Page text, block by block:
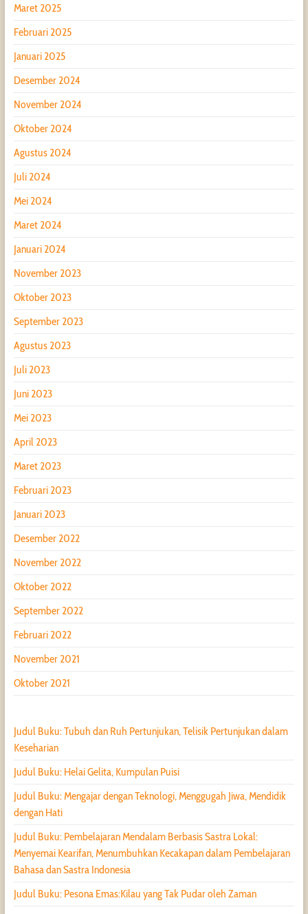
Maret 2025
Februari 2025
Januari 2025
Desember 2024
November 2024
Oktober 2024
Agustus 2024
Juli 2024
Mei 2024
Maret 2024
Januari 2024
November 2023
Oktober 2023
September 2023
Agustus 2023
Juli 2023
Juni 2023
Mei 2023
April 2023
Maret 2023
Februari 2023
Januari 2023
Desember 2022
November 2022
Oktober 2022
September 2022
Februari 2022
November 2021
Oktober 2021
Judul Buku: Tubuh dan Ruh Pertunjukan, Telisik Pertunjukan dalam
Keseharian
Judul Buku: Helai Gelita, Kumpulan Puisi
Judul Buku: Mengajar dengan Teknologi, Menggugah Jiwa, Mendidik
dengan Hati
Judul Buku: Pembelajaran Mendalam Berbasis Sastra Lokal:
Menyemai Kearifan, Menumbuhkan Kecakapan dalam Pembelajaran
Bahasa dan Sastra Indonesia
Judul Buku: Pesona Emas:Kilau yang Tak Pudar oleh Zaman